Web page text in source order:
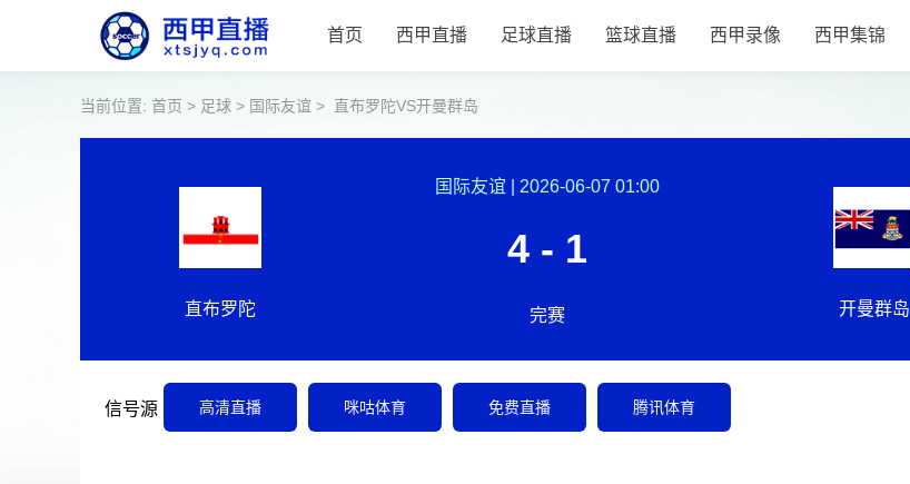
首页 西甲直播 足球直播 篮球直播 西甲录像 西甲集锦
当前位置: 首页 > 足球 > 国际友谊 > 直布罗陀VS开曼群岛
直布罗陀
国际友谊 2026-06-07 01:00
4 - 1
完赛 开曼群岛
信号源 高清直播 咪咕体育 免费直播 腾讯体育